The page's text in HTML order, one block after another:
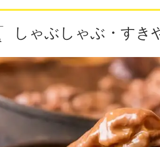
しゃぶしゃぶ・すき